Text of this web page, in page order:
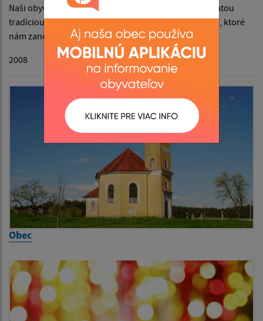
Naši obyvatelia sú si vedomí toho, že žijú v obci s bohatou
tradíciou, kde spoločne chránia a zveľaďujú dedičstvo, ktoré
nám zanechali naši predkovia.
2008
Obec